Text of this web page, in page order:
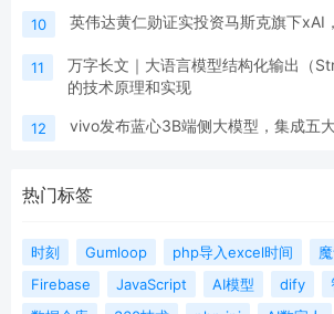
10 英伟达黄仁勋证实投资马斯克旗下xAI
11
万字长文｜大语言模型结构化输出（
的技术原理和实现
12 vivo发布蓝心3B端侧大模型，集成五
热门标签
时刻 Gumloop php导入excel时间
Firebase
JavaScript AI模型 dify